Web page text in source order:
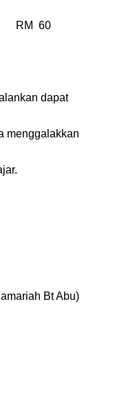
60
dapat
menggalakkan
oleh,
Abu)